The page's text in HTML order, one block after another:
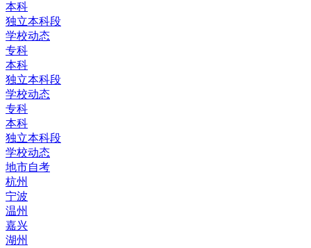
本科
独立本科段
学校动态
专科
本科
独立本科段
学校动态
专科
本科
独立本科段
学校动态
地市自考
杭州
宁波
温州
嘉兴
湖州